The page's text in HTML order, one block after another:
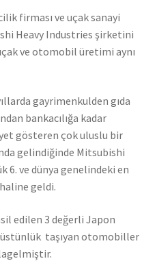
firması ve uçak sanayi
Heavy Industries şirketini
ve otomobil üretimi aynı
gayrimenkulden gıda
bankacılığa kadar
gösteren çok uluslu bir
gelindiğinde Mitsubishi
6. ve dünya genelindeki en
geldi.
edilen 3 değerli Japon
taşıyan otomobiller